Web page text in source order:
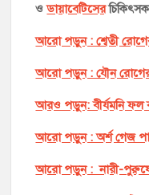
ওডায়াবেটিসের
আরো পড়ুন : শ্বেতী
আরো পড়ুন : যৌন রোগের
আরও পড়ুন: বীর্যমনি ফল
আরো পড়ুন : অর্শ গেজ
আরো পড়ুন : নারী-